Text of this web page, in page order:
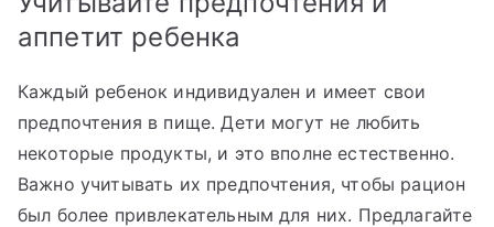
аппетит ребенка
Каждый ребенок индивидуален и имеет свои
предпочтения в пище. Дети могут не любить
некоторые продукты, и это вполне естественно.
Важно учитывать их предпочтения, чтобы рацион
был более привлекательным для них. Предлагайте